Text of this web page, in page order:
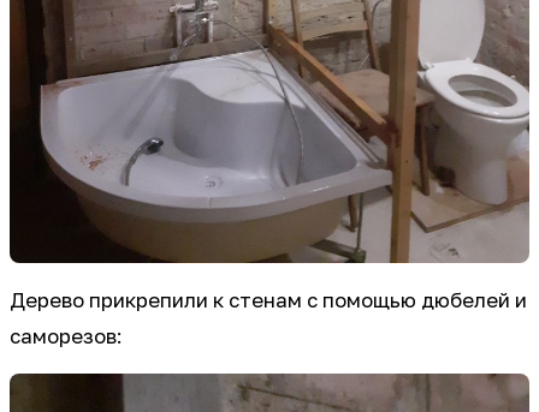
Дерево прикрепили к стенам с помощью дюбелей и
саморезов: